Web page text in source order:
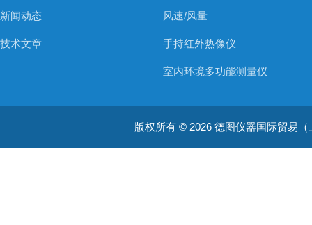
新闻动态
技术文章
风速/风量
手持红外热像仪
室内环境多功能测量仪
温湿度仪器
版权所有 © 2026 德图仪器国际贸易